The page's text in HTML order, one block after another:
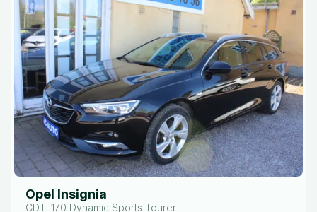
Opel Insignia
CDTi 170 Dynamic Sports Tourer